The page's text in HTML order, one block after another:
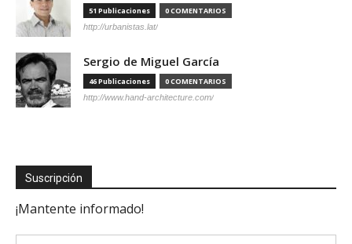
51 Publicaciones 0 COMENTARIOS
http://urbanistas.lat/
Sergio de Miguel García
46 Publicaciones 0 COMENTARIOS
http://www.hand-architecture.com/
Suscripción